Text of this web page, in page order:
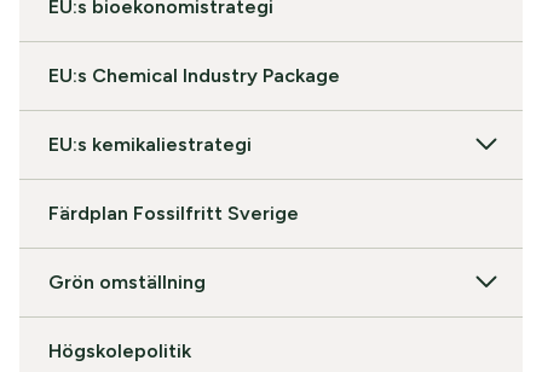
EU:s bioekonomistrategi
EU:s Chemical Industry Package
EU:s kemikaliestrategi
Färdplan Fossilfritt Sverige
Grön omställning
Högskolepolitik